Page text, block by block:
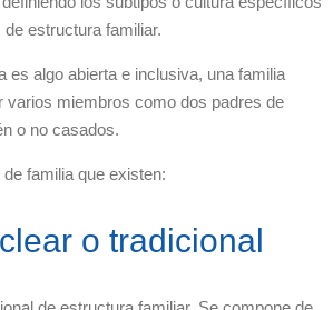
estructura familiar.
es algo abierta e inclusiva, una familia
varios miembros como dos padres de
o no casados.
familia que existen:
o tradicional